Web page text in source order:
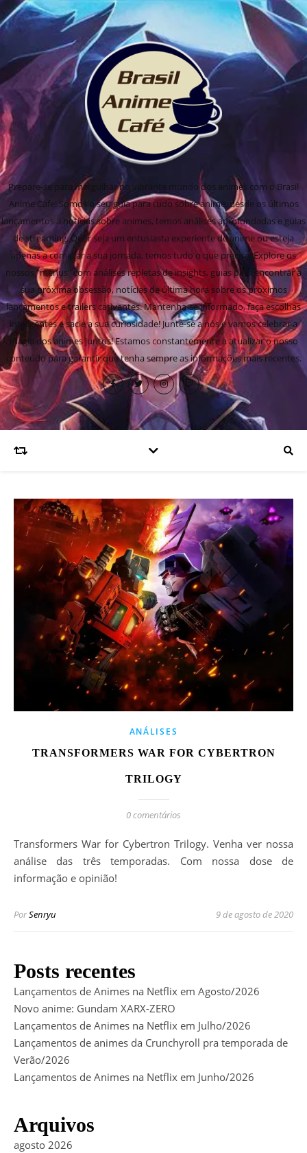
Prepare-se para mergulhar no vibrante mundo dos animes com o Brasil
Anime Cafe! Somos o seu guia para tudo sobre anime, desde os últimos
lançamentos a notícias sobre animes, temos análises aprofundadas e guias
de streaming. Quer seja um entusiasta experiente de anime ou esteja
apenas a começar a sua jornada, temos tudo o que precisa! Explore os
nossos "menus" com análises repletas de insights, guias para encontrar a
sua próxima obsessão, notícias de última hora sobre os próximos
lançamentos e trailers cativantes. Mantenha-se informado, faça escolhas
inteligentes e sacie a sua curiosidade! Junte-se a nós e vamos celebrar a
magia dos animes juntos! Estamos constantemente a atualizar o nosso
conteúdo para garantir que tenha sempre as informações mais recentes.
ANÁLISES
TRANSFORMERS WAR FOR CYBERTRON
TRILOGY
0 comentários
Transformers War for Cybertron Trilogy. Venha ver nossa
análise das três temporadas. Com nossa dose de
informação e opinião!
PorSenryu 9 de agosto de 2020
Posts recentes
Lançamentos de Animes na Netflix em Agosto/2026
Novo anime: Gundam XARX-ZERO
Lançamentos de Animes na Netflix em Julho/2026
Lançamentos de animes da Crunchyroll pra temporada de
Verão/2026
Lançamentos de Animes na Netflix em Junho/2026
Arquivos
agosto 2026